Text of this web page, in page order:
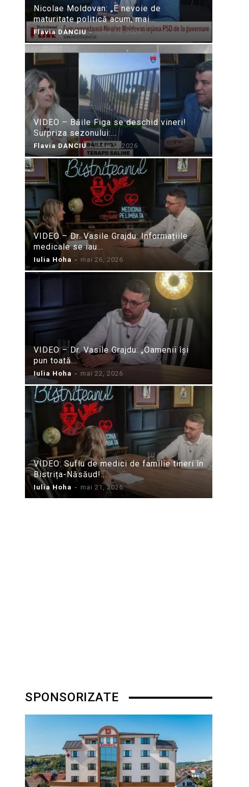
Nicolae Moldovan: „E nevoie de
maturitate politică acum, mai...
Flavia DANCIU - iunie 10, 2026
VIDEO – Băile Figa se deschid vineri!
Surpriza sezonului:...
Flavia DANCIU - iunie 9, 2026
VIDEO – Dr. Vasile Grajdu: Informațiile
medicale se iau...
Iulia Hoha - mai 26, 2026
VIDEO – Dr. Vasile Grajdu: „Oamenii își
pun toată...
Iulia Hoha - mai 22, 2026
VIDEO: Suflu de medici de familie tineri în
Bistrița-Năsăud!...
Iulia Hoha - mai 21, 2026
SPONSORIZATE